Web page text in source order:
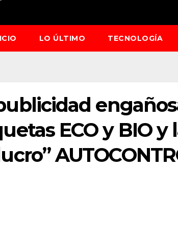
LO ÚLTIMO TECNOLOGÍA
ECO y BIO